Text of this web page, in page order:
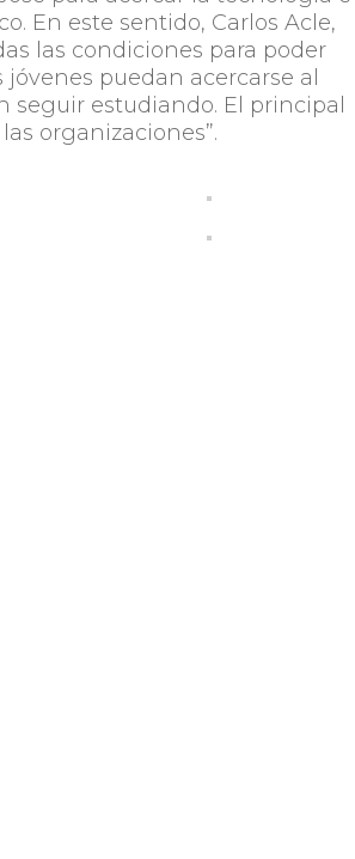
En este sentido, Carlos Acle,
las condiciones para poder
puedan acercarse al
seguir estudiando. El principal
organizaciones”.